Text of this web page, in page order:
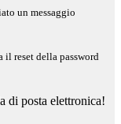
un messaggio
il reset della password
di posta elettronica!